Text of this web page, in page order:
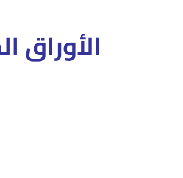
الأوراق